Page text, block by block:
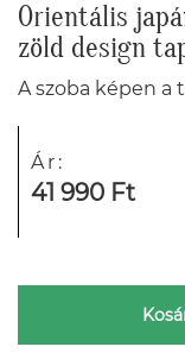
Orientális
zöld design
A szoba képen a
Ár:
41 990 Ft